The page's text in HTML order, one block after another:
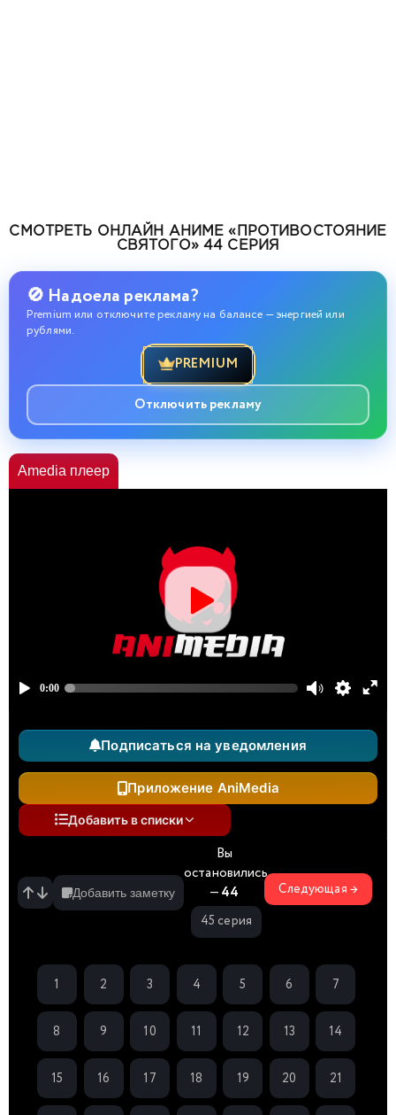
СМОТРЕТЬ ОНЛАЙН АНИМЕ «ПРОТИВОСТОЯНИЕ
СВЯТОГО» 44 СЕРИЯ
🚫 Надоела реклама?
Premium или отключите рекламу на балансе — энергией или
рублями.
PREMIUM
Отключить рекламу
Amedia плеер
Подписаться на уведомления
Приложение AniMedia
Добавить в списки
Добавить заметку
Вы
остановились
—44
45 серия
Следующая →
1 2 3 4 5 6 7
8 9 10 11 12 13 14
15 16 17 18 19 20 21